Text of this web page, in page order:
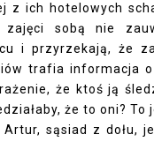
z ich hotelowych
sobą nie
i przyrzekają, że
trafia informacja
że ktoś ją
że to oni? To
sąsiad z dołu,